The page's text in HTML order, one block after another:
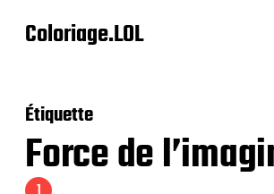
Coloriage.LOL
Étiquette
Force de